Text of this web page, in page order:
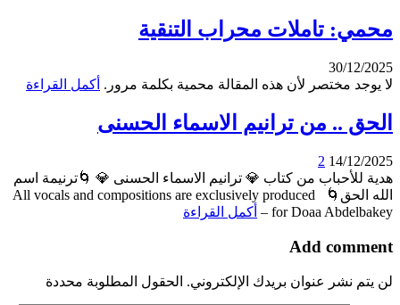
محمي: تاملات محراب التنقية
30/12/2025
لا يوجد مختصر لأن هذه المقالة محمية بكلمة مرور. أكمل القراءة
الحق .. من ترانيم الاسماء الحسنى
14/12/2025
2
هدية للأحباب من كتاب 💎 ترانيم الاسماء الحسنى 💎 🌀ترنيمة اسم
الله الحق🌀 All vocals and compositions are exclusively produced
for Doaa Abdelbakey –
أكمل القراءة
Add comment
لن يتم نشر عنوان بريدك الإلكتروني. الحقول المطلوبة محددة